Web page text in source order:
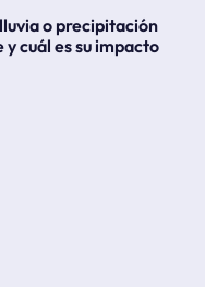
o precipitación
cuál es su impacto